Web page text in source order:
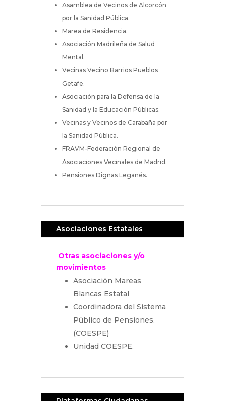
Asamblea de Vecinos de Alcorcón
por la Sanidad Pública.
Marea de Residencia.
Asociación Madrileña de Salud
Mental.
Vecinas Vecino Barrios Pueblos
Getafe.
Asociación para la Defensa de la
Sanidad y la Educación Públicas.
Vecinas y Vecinos de Carabaña por
la Sanidad Pública.
FRAVM-Federación Regional de
Asociaciones Vecinales de Madrid.
Pensiones Dignas Leganés.
Asociaciones Estatales
Otras asociaciones y/o
movimientos
Asociación Mareas
Blancas Estatal
Coordinadora del Sistema
Público de Pensiones.
(COESPE)
Unidad COESPE.